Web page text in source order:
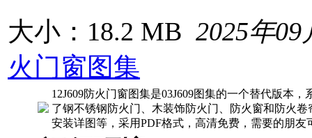
大小：18.2 MB 2025年09
火门窗图集
12J609防火门窗图集是03J609图集的一个替代版本
了钢不锈钢防火门、木装饰防火门、防火窗和防火
安装详图等，采用PDF格式，高清免费，需要的朋友